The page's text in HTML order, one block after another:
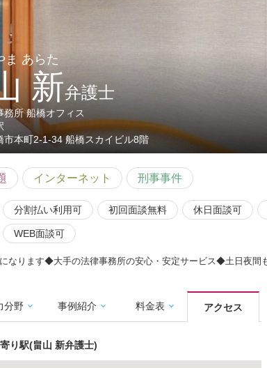
ま あらた
新弁護士
務所 船橋オフィス
市本町2-1-34 船橋スカイビル8階
インターネット 刑事事件
分割払い利用可 初回面談無料 休日面談可
WEB面談可
なります◆大手の法律事務所の安心・安定サービス◆土日夜間
分野 事例紹介 料金表 アクセス
り駅(畠山 新弁護士)